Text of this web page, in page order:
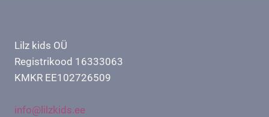
Lilz kids OÜ
Registrikood 16333063
KMKR EE102726509
info@lilzkids.ee